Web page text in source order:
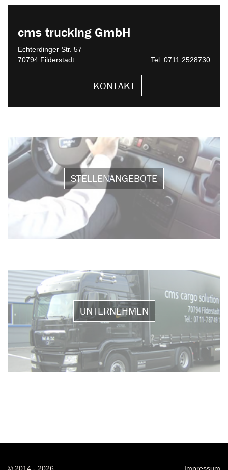
cms trucking GmbH
Echterdinger Str. 57
70794 Filderstadt
Tel. 0711 2528730
KONTAKT
STELLENANGEBOTE
UNTERNEHMEN